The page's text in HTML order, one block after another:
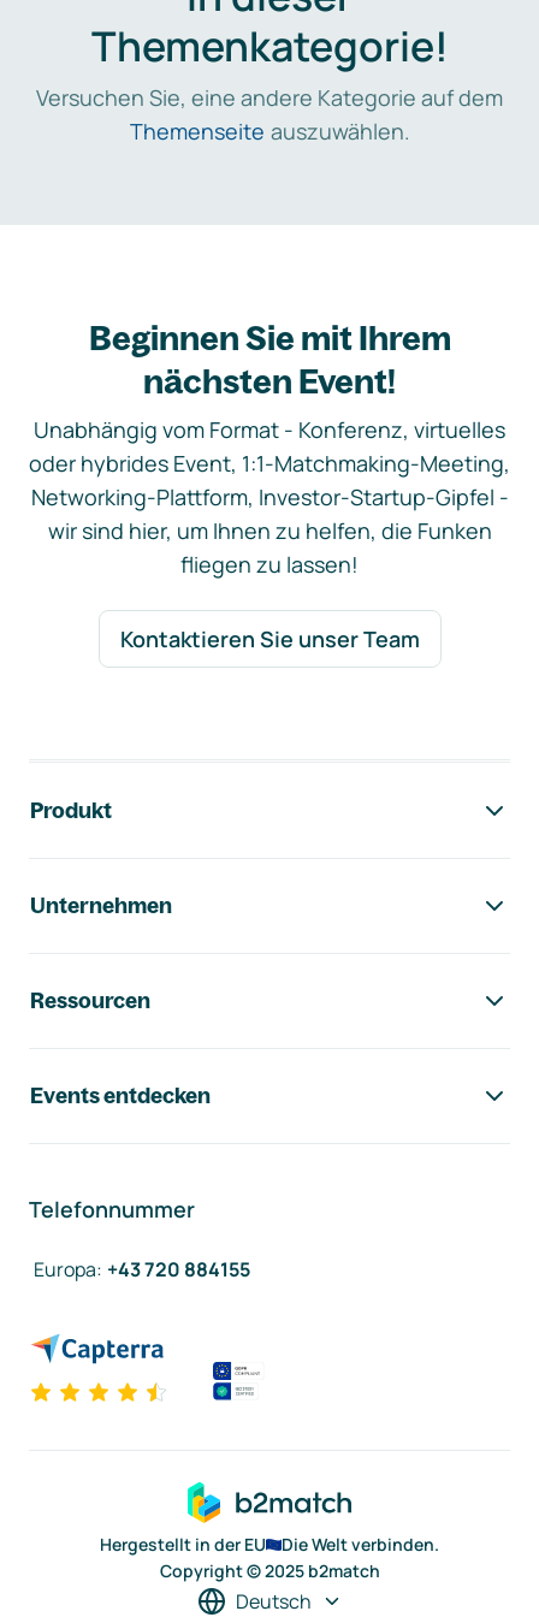
Themenkategorie!
Versuchen Sie, eine andere Kategorie auf dem
Themenseite auszuwählen.
Beginnen Sie mit Ihrem
nächsten Event!
Unabhängig vom Format - Konferenz, virtuelles
oder hybrides Event, 1:1-Matchmaking-Meeting,
Networking-Plattform, Investor-Startup-Gipfel -
wir sind hier, um Ihnen zu helfen, die Funken
fliegen zu lassen!
Kontaktieren Sie unser Team
Produkt
Unternehmen
Ressourcen
Events entdecken
Telefonnummer
Europa: +43 720 884155
Hergestellt in der EU
Die Welt verbinden.
Copyright © 2025 b2match
Deutsch